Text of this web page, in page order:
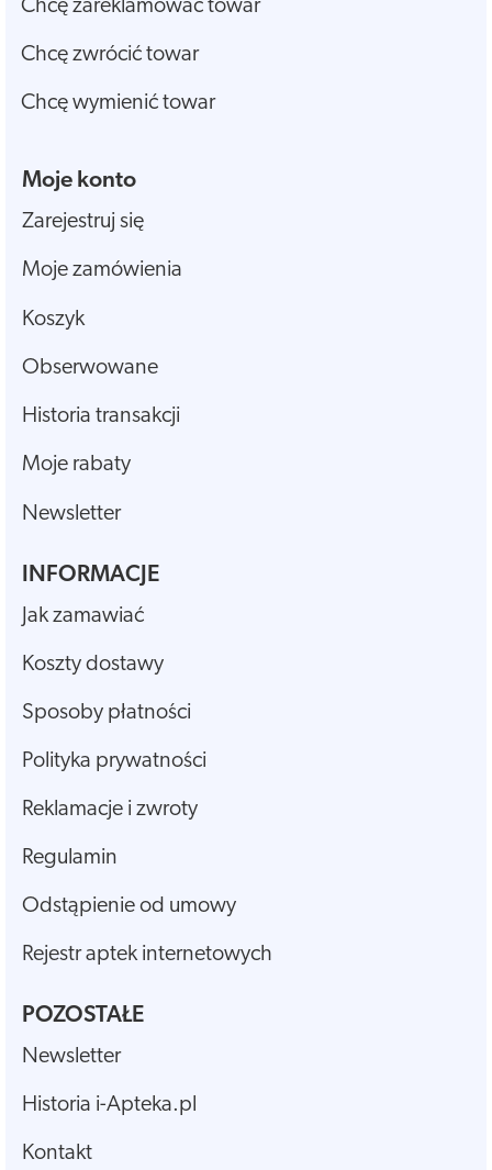
Chcę zareklamować towar
Chcę zwrócić towar
Chcę wymienić towar
Moje konto
Zarejestruj się
Moje zamówienia
Koszyk
Obserwowane
Historia transakcji
Moje rabaty
Newsletter
INFORMACJE
Jak zamawiać
Koszty dostawy
Sposoby płatności
Polityka prywatności
Reklamacje i zwroty
Regulamin
Odstąpienie od umowy
Rejestr aptek internetowych
POZOSTAŁE
Newsletter
Historia i-Apteka.pl
Kontakt